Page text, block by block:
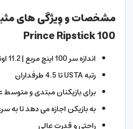
مشخصات و وِیژگی های
Prince Ripstick 100
اندازه سر 100 اینچ مربع | 11.2 اونس
رتبه USTA تا 4.5 طرفداران
برای بازیکنان مبتدی و
به بازیکن اجازه می دهد تا
راحتی و قدرت عالی